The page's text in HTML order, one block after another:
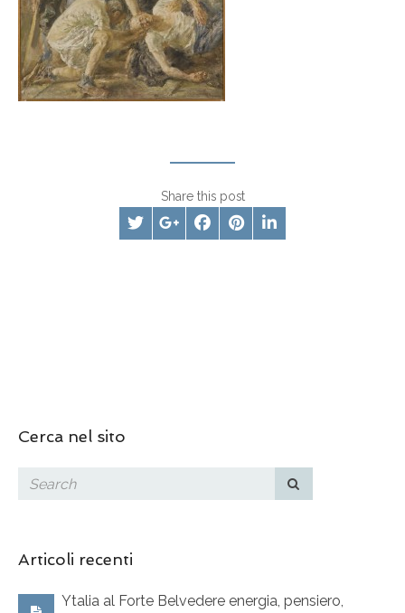
Share this post
Cerca nel sito
Articoli recenti
Ytalia al Forte Belvedere energia, pensiero,